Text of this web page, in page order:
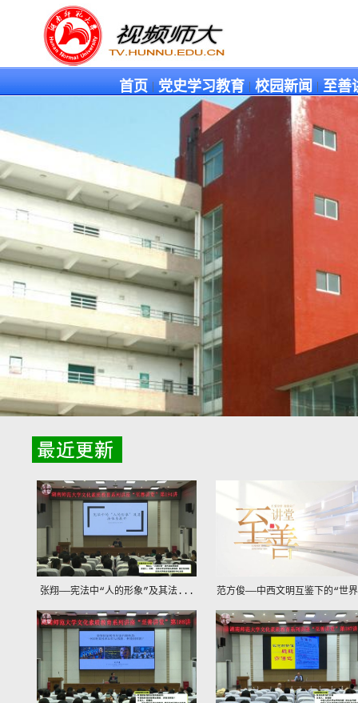
首页|党史学习教育|校园新闻|至善
张翔——宪法中“人的形象”及其法... 范方俊——中西文明互鉴下的“